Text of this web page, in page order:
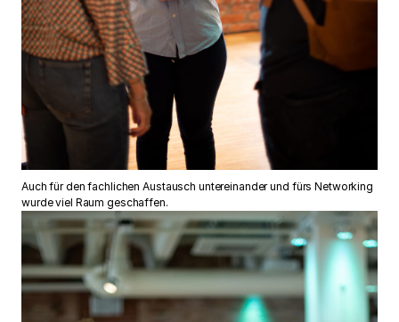
Auch für den fachlichen Austausch untereinander und fürs Networking
wurde viel Raum geschaffen.